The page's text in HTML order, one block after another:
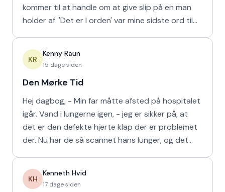
kommer til at handle om at give slip på en man
holder af. 'Det er I orden' var mine sidste ord til
KR
Kenny Raun
15 dage siden
Den Mørke Tid
Hej dagbog, - Min far måtte afsted på hospitalet
igår. Vand i lungerne igen, - jeg er sikker på, at
det er den defekte hjerte klap der er problemet
der. Nu har de så scannet hans lunger, og det
KH
Kenneth Hvid
17 dage siden